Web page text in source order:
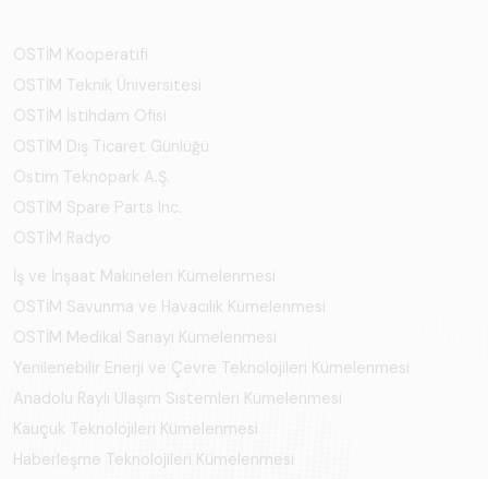
OSTİM Kooperatifi
OSTİM Teknik Üniversitesi
OSTİM İstihdam Ofisi
OSTİM Dış Ticaret Günlüğü
Ostim Teknopark A.Ş.
OSTİM Spare Parts Inc.
OSTİM Radyo
İş ve İnşaat Makineleri Kümelenmesi
OSTİM Savunma ve Havacılık Kümelenmesi
OSTİM Medikal Sanayi Kümelenmesi
Yenilenebilir Enerji ve Çevre Teknolojileri Kümelenmesi
Anadolu Raylı Ulaşım Sistemleri Kümelenmesi
Kauçuk Teknolojileri Kümelenmesi
Haberleşme Teknolojileri Kümelenmesi